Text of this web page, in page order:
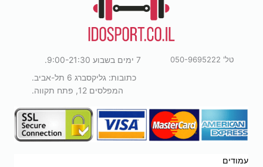
טל' 050-9695222
7 ימים בשבוע 9:00-21:30.
כתובות: גליקסברג 6 תל-אביב.
המפלסים 12, פתח תקווה.
עמודים